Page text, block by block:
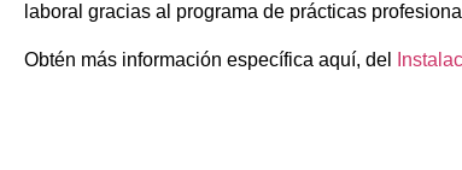
laboral gracias al programa de prácticas
Obtén más información específica aquí, del